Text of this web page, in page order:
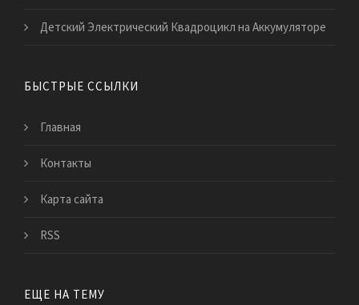
Детский Электрический Квадроцикл на Аккумуляторе
БЫСТРЫЕ ССЫЛКИ
Главная
Контакты
Карта сайта
RSS
ЕЩЕ НА ТЕМУ